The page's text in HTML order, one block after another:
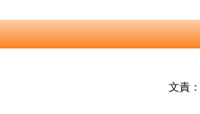
文責：